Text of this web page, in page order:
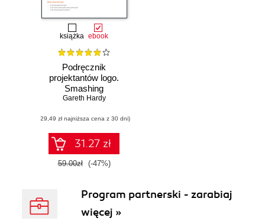
książka ebook
Podręcznik
projektantów logo.
Smashing
Magazine
Gareth Hardy
(29,49 zł najniższa cena z 30 dni)
31.27 zł
59.00zł (-47%)
Program partnerski - zarabiaj
więcej »